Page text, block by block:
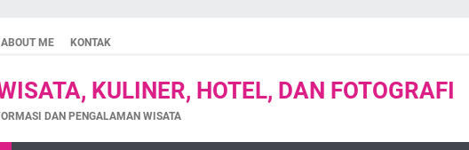
ABOUT ME KONTAK
KULINER, HOTEL, DAN FOTOGRAFI
DAN PENGALAMAN WISATA